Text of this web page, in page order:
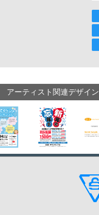
アーティスト関連デザイン